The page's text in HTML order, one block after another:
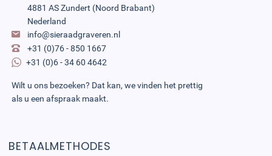
4881 AS Zundert (Noord Brabant)
Nederland
info@sieraadgraveren.nl
+31 (0)76 - 850 1667
+31 (0)6 - 34 60 4642
Wilt u ons bezoeken? Dat kan, we vinden het prettig
als u een afspraak maakt.
BETAALMETHODES